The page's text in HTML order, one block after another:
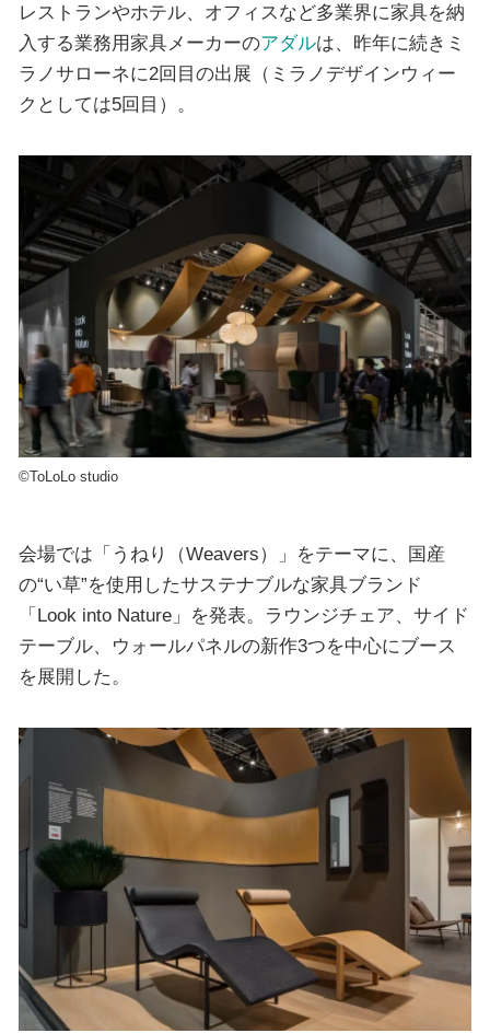
レストランやホテル、オフィスなど多業界に家具を納
入する業務用家具メーカーのアダルは、昨年に続きミ
ラノサローネに2回目の出展（ミラノデザインウィー
クとしては5回目）。
©ToLoLo studio
会場では「うねり（Weavers）」をテーマに、国産
の“い草”を使用したサステナブルな家具ブランド
「Look into Nature」を発表。ラウンジチェア、サイド
テーブル、ウォールパネルの新作3つを中心にブース
を展開した。